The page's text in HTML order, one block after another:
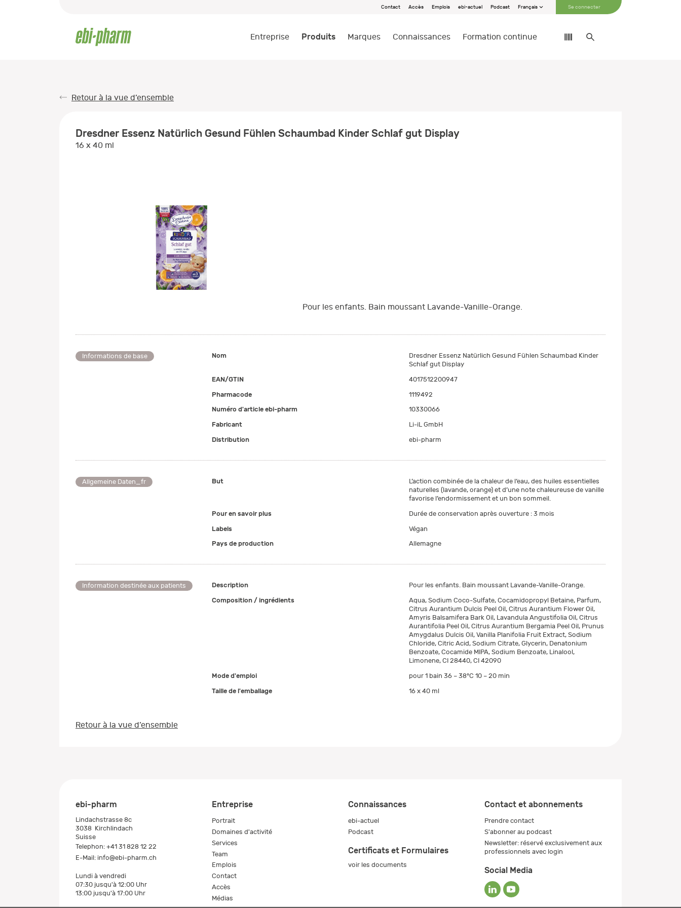
Contact Accès Emplois ebi-actuel Podcast Français Se connecter
Entreprise Produits Marques Connaissances Formation continue
Retour à la vue d’ensemble
Dresdner Essenz Natürlich Gesund Fühlen Schaumbad Kinder Schlaf gut Display
16 x 40 ml
Pour les enfants. Bain moussant Lavande-Vanille-Orange.
Informations de base Nom
Dresdner Essenz Natürlich Gesund Fühlen Schaumbad Kinder
Schlaf gut Display
EAN/GTIN
4017512200947
Pharmacode
1119492
Numéro d'article ebi-pharm
10330066
Fabricant
Li-iL GmbH
Distribution
ebi-pharm
Allgemeine Daten_fr But
L’action combinée de la chaleur de l‘eau, des huiles essentielles
naturelles (lavande, orange) et d’une note chaleureuse de vanille
favorise l’endormissement et un bon sommeil.
Pour en savoir plus
Durée de conservation après ouverture : 3 mois
Labels
Végan
Pays de production
Allemagne
Information destinée aux patients Description
Pour les enfants. Bain moussant Lavande-Vanille-Orange.
Composition / ingrédients
Aqua, Sodium Coco-Sulfate, Cocamidopropyl Betaine, Parfum,
Citrus Aurantium Dulcis Peel Oil, Citrus Aurantium Flower Oil,
Amyris Balsamifera Bark Oil, Lavandula Angustifolia Oil, Citrus
Aurantifolia Peel Oil, Citrus Aurantium Bergamia Peel Oil, Prunus
Amygdalus Dulcis Oil, Vanilla Planifolia Fruit Extract, Sodium
Chloride, Citric Acid, Sodium Citrate, Glycerin, Denatonium
Benzoate, Cocamide MIPA, Sodium Benzoate, Linalool,
Limonene, CI 28440, CI 42090
Mode d'emploi
pour 1 bain 36 – 38°C 10 – 20 min
Taille de l'emballage
16 x 40 ml
Retour à la vue d’ensemble
ebi-pharm
Lindachstrasse 8c
3038 Kirchlindach
Suisse
Telephon: +41 31 828 12 22
E-Mail: info@ebi-pharm.ch
Lundi à vendredi
07:30 jusqu'à 12:00 Uhr
13:00 jusqu'à 17:00 Uhr
Entreprise
Portrait
Domaines d'activité
Services
Team
Emplois
Contact
Accès
Médias
Connaissances
ebi-actuel
Podcast
Certificats et Formulaires
voir les documents
Contact et abonnements
Prendre contact
S'abonner au podcast
Newsletter: réservé exclusivement aux
professionnels avec login
Social Media